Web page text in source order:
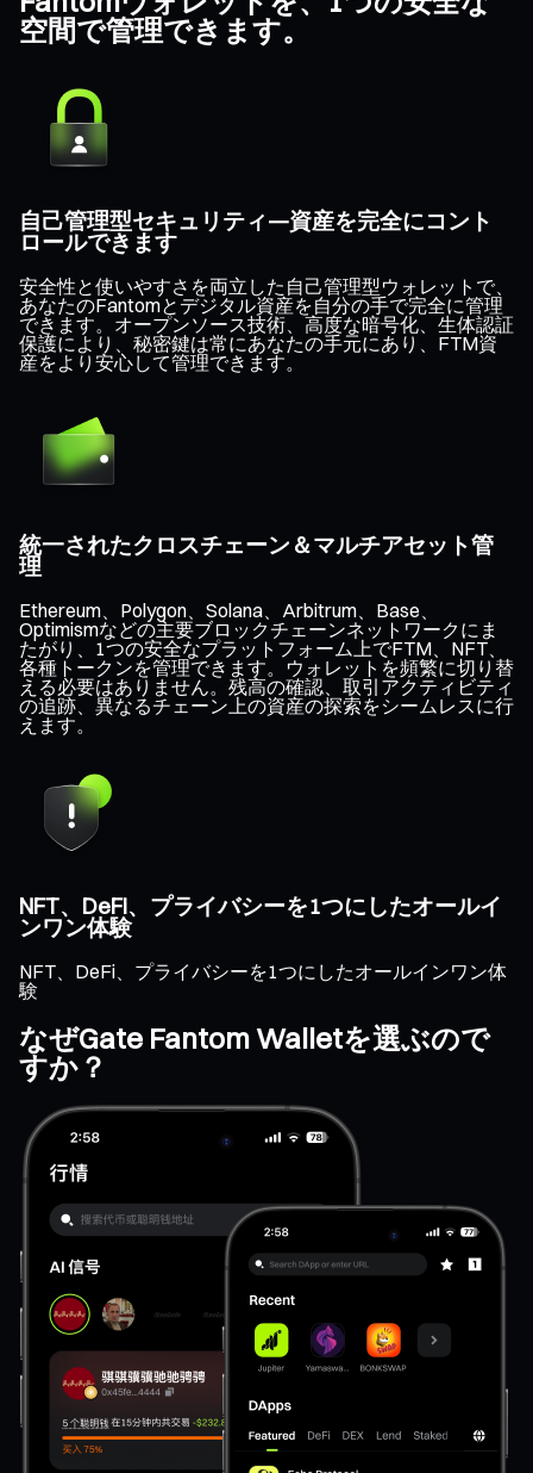
空間で管理できます。
自己管理型セキュリティ—資産を完全にコント
ロールできます
安全性と使いやすさを両立した自己管理型ウォレットで、
あなたのFantomとデジタル資産を自分の手で完全に管理
できます。オープンソース技術、高度な暗号化、生体認証
保護により、秘密鍵は常にあなたの手元にあり、FTM資
産をより安心して管理できます。
統一されたクロスチェーン＆マルチアセット管
理
Ethereum、Polygon、Solana、Arbitrum、Base、
Optimismなどの主要ブロックチェーンネットワークにま
たがり、1つの安全なプラットフォーム上でFTM、NFT、
各種トークンを管理できます。ウォレットを頻繁に切り替
える必要はありません。残高の確認、取引アクティビティ
の追跡、異なるチェーン上の資産の探索をシームレスに行
えます。
NFT、DeFi、プライバシーを1つにしたオールイ
ンワン体験
NFT、DeFi、プライバシーを1つにしたオールインワン体
験
なぜGate Fantom Walletを選ぶので
すか？